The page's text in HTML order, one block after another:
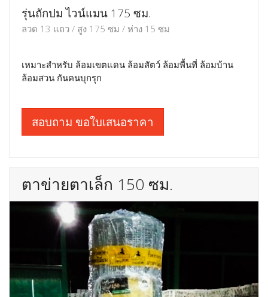
รุ่นถักปม ไวน์แมน 175 ซม.
ลวด 13 แถว / สูง 175 ซม / ห่าง 15 ซม
เหมาะสำหรับ ล้อมเขตแดน ล้อมสัตว์ ล้อมพื้นที่ ล้อมบ้าน
ล้อมสวน กันคนบุกรุก
สอบถาม ขอใบเสนอราคา
ตาข่ายตาเล็ก 150 ซม.